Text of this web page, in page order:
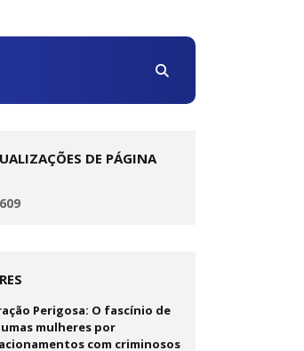
DE PÁGINA
609
Perigosa: O fascínio de
mulheres por
com criminosos